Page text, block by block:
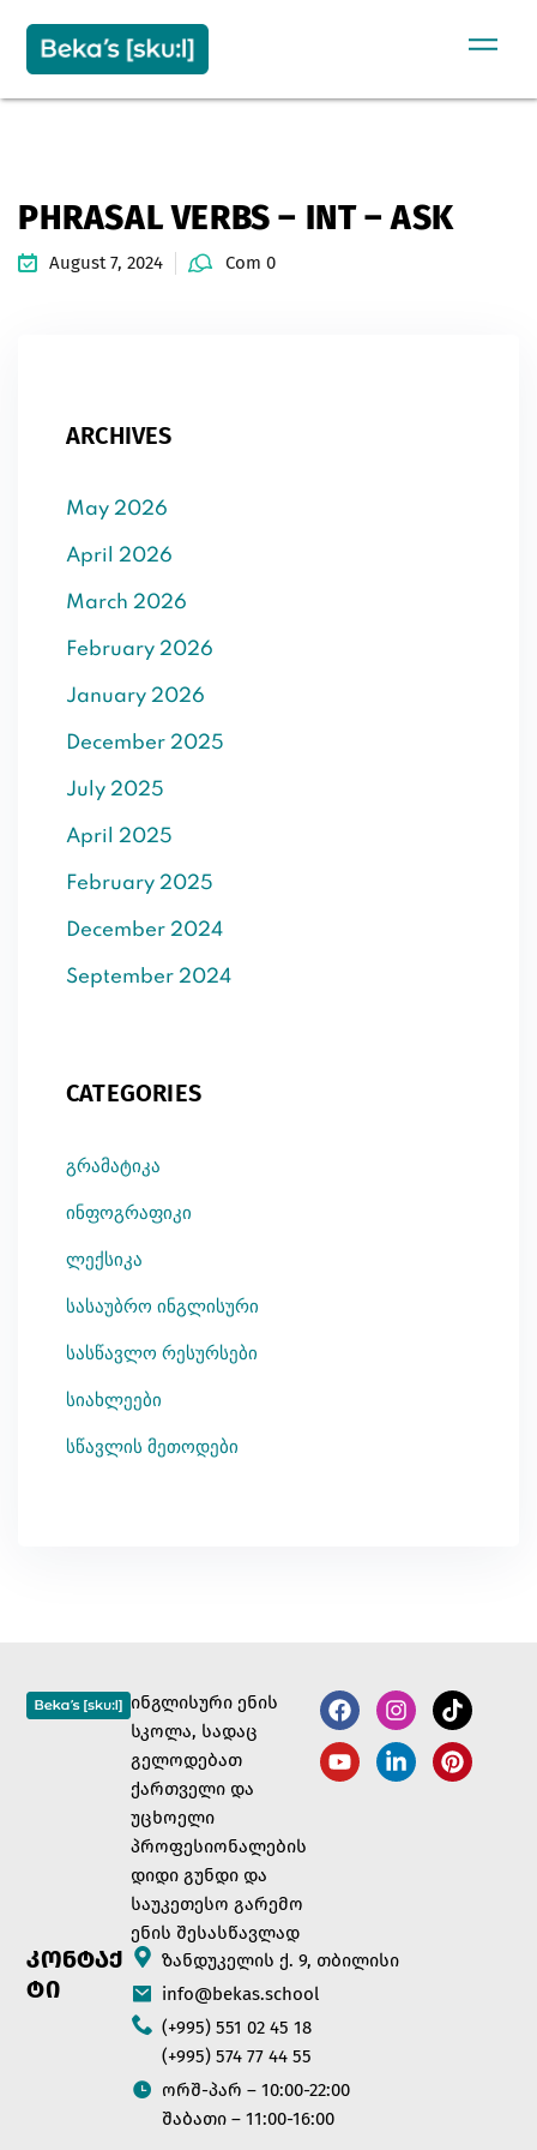
PHRASAL VERBS – INT – ASK
August 7, 2024 Com 0
ARCHIVES
May 2026
April 2026
March 2026
February 2026
January 2026
December 2025
July 2025
April 2025
February 2025
December 2024
September 2024
CATEGORIES
გრამატიკა
ინფოგრაფიკი
ლექსიკა
სასაუბრო ინგლისური
სასწავლო რესურსები
სიახლეები
სწავლის მეთოდები
ინგლისური ენის
სკოლა, სადაც
გელოდებათ
ქართველი და
უცხოელი
პროფესიონალების
დიდი გუნდი და
საუკეთესო გარემო
ენის შესასწავლად
ᲙᲝᲜᲢᲐᲥ
ᲢᲘ
ზანდუკელის ქ. 9, თბილისი
info@bekas.school
(+995) 551 02 45 18
(+995) 574 77 44 55
ორშ-პარ – 10:00-22:00
შაბათი – 11:00-16:00
Sign in
Already have an account?